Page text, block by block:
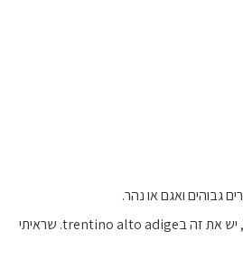
גבוהים ואגם או נהר.
לפי התמונות שמצאתי בגוגל, יש את זה בtrentino alto adige. שראיתי